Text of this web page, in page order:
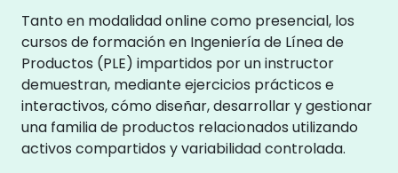
Tanto en modalidad online como presencial, los
cursos de formación en Ingeniería de Línea de
Productos (PLE) impartidos por un instructor
demuestran, mediante ejercicios prácticos e
interactivos, cómo diseñar, desarrollar y gestionar
una familia de productos relacionados utilizando
activos compartidos y variabilidad controlada.